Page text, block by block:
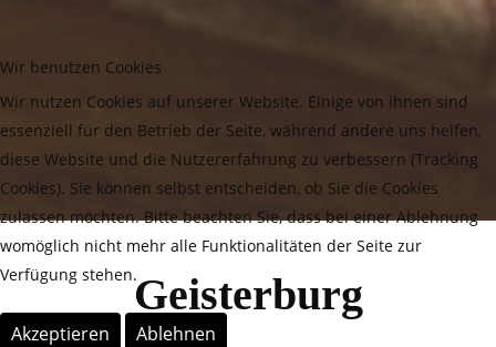
Geisterburg
Wir benutzen Cookies
Wir nutzen Cookies auf unserer Website. Einige von ihnen sind
essenziell für den Betrieb der Seite, während andere uns helfen,
diese Website und die Nutzererfahrung zu verbessern (Tracking
Cookies). Sie können selbst entscheiden, ob Sie die Cookies
zulassen möchten. Bitte beachten Sie, dass bei einer Ablehnung
womöglich nicht mehr alle Funktionalitäten der Seite zur
Verfügung stehen.
Akzeptieren Ablehnen